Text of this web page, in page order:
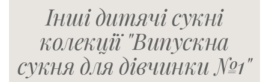
Інші дитячі сукні
колекції "Випускна
сукня для дівчинки №1"